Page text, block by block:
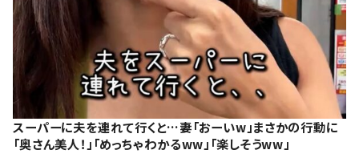
スーパーに夫を連れて行くと…妻「おーいw」まさかの行動に
「奥さん美人！」「めっちゃわかるww」「楽しそうww」